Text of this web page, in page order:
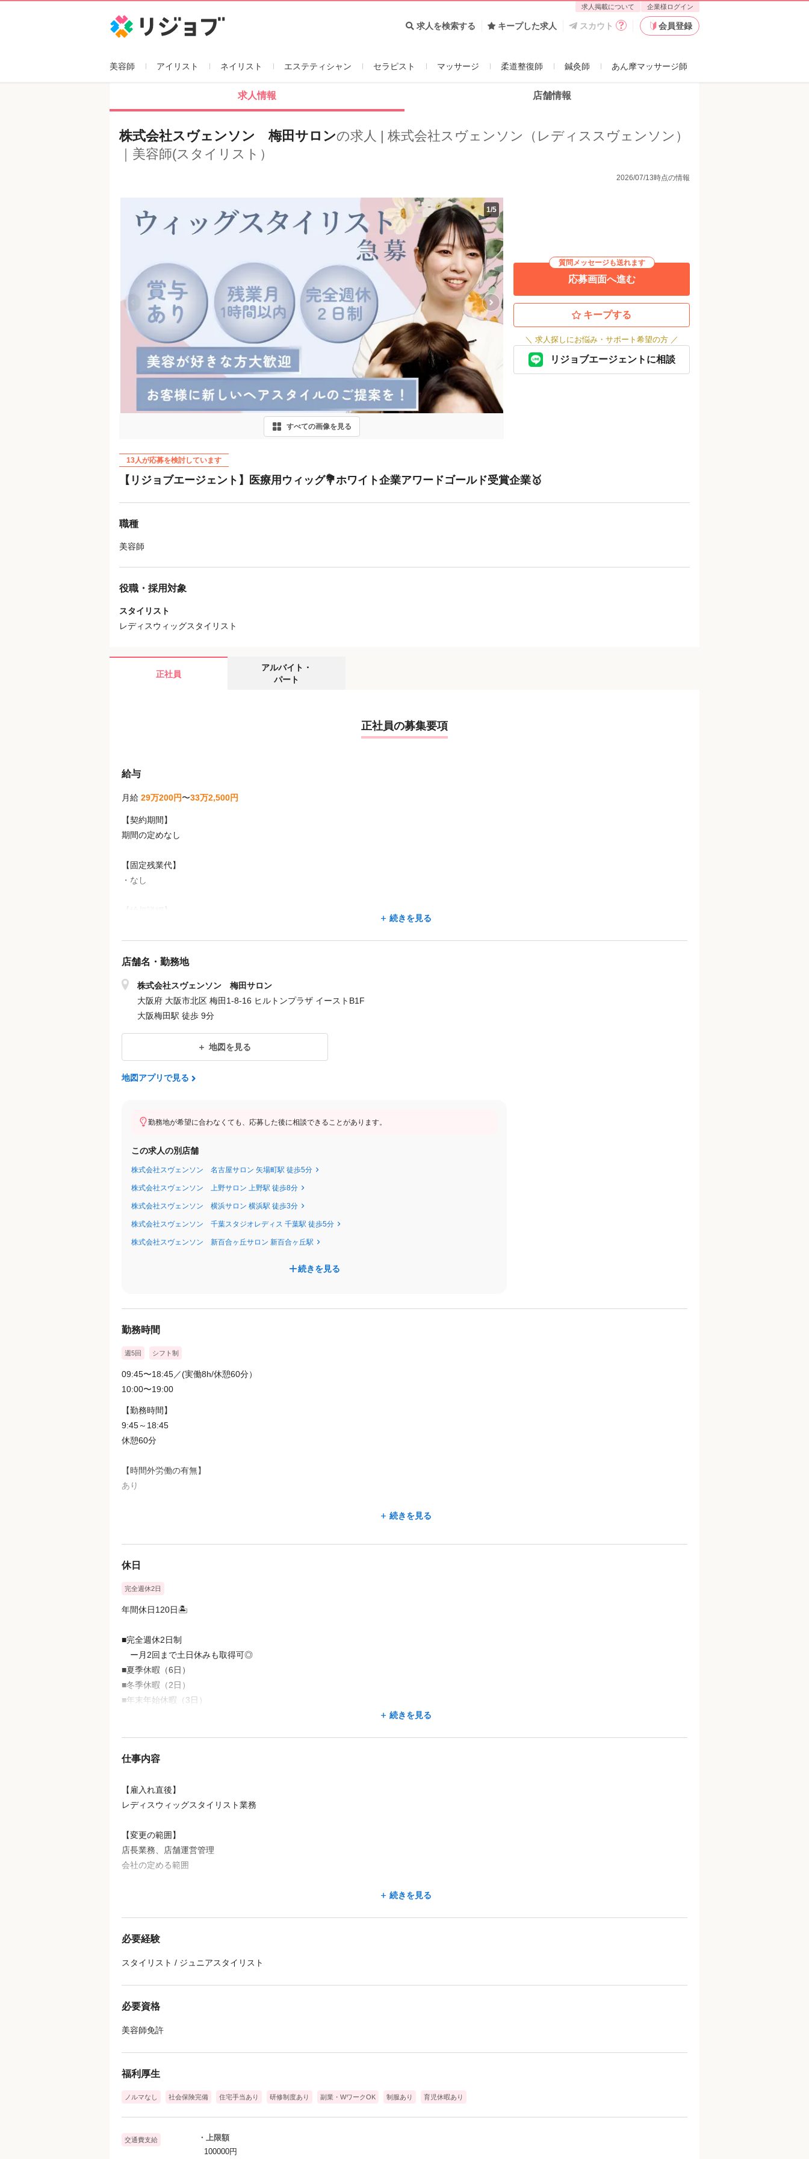
求人掲載について 企業様ログイン
求人を検索する キープした求人 スカウト 会員登録
美容師 アイリスト ネイリスト エステティシャン セラピスト マッサージ 柔道整復師 鍼灸師 あん摩マッサージ師
求人情報 店舗情報
株式会社スヴェンソン 梅田サロンの求人 | 株式会社スヴェンソン（レディススヴェンソン）
｜美容師(スタイリスト）
2026/07/13時点の情報
1/5
Previous Next
すべての画像を見る
質問メッセージも送れます
応募画面へ進む
キープする
＼ 求人探しにお悩み・サポート希望の方 ／
リジョブエージェントに相談
13人が応募を検討しています
【リジョブエージェント】医療用ウィッグ💐ホワイト企業アワードゴールド受賞企業🥇
職種
美容師
役職・採用対象
スタイリスト
レディスウィッグスタイリスト
正社員
アルバイト・
パート
正社員の募集要項
給与
月給 29万200円〜33万2,500円
【契約期間】
期間の定めなし
【固定残業代】
・なし
●賞与年1回（5月）
●交通費支給（月10万円迄）
★初年度の想定年収★
3,752,400円～4,260,000円
モデル年収例
年収364万円 ／ 25歳 経験1年
年収450万円 ／ 32歳 経験5年 ／スタイリストリーダー
年収540万円 ／ 40歳 経験10年 ／店長
続きを見る
店舗名・勤務地
株式会社スヴェンソン 梅田サロン
大阪府 大阪市北区 梅田1-8-16 ヒルトンプラザ イーストB1F
大阪梅田駅 徒歩 9分
地図を見る
地図アプリで見る
勤務地が希望に合わなくても、応募した後に相談できることがあります。
この求人の別店舗
株式会社スヴェンソン 名古屋サロン 矢場町駅 徒歩5分
株式会社スヴェンソン 上野サロン 上野駅 徒歩8分
株式会社スヴェンソン 横浜サロン 横浜駅 徒歩3分
株式会社スヴェンソン 千葉スタジオレディス 千葉駅 徒歩5分
株式会社スヴェンソン 新百合ヶ丘サロン 新百合ヶ丘駅
続きを見る
勤務時間
週5回 シフト制
09:45〜18:45／(実働8h/休憩60分）
10:00〜19:00
【勤務時間】
9:45～18:45
休憩60分
【時間外労働の有無】
あり
◎平均残業時間は1時間/月
◎定休日を含めた完全週休2日制
続きを見る
休日
完全週休2日
年間休日120日🏝️
■完全週休2日制
ー月2回まで土日休みも取得可◎
■夏季休暇（6日）
■冬季休暇（2日）
■年末年始休暇（3日）
ー年間の平均使用日数13日
ー直近3年間復帰率100%（2026年4月時点）
■ライフサポート休暇
３日間の特別休暇！給与支給対象＆用途不問！
年休120日＋有休10日＋ライフサポート休暇3日
続きを見る
仕事内容
【雇入れ直後】
レディスウィッグスタイリスト業務
【変更の範囲】
店長業務、店舗運営管理
会社の定める範囲
ウィッグスタイル制作、治療中の頭皮ケアなど
抗がん剤治療の副作用による脱毛や円形脱毛症、
薄毛等お客様のお悩みは様々。
お客様お一人お一人に寄り添った接客をすることが可能です✨
・一般的な美容メニューの施術（シャンプー・カット等）
・ウィッグのカウンセリング販売・製作・メンテナンス
※勤務時間が9:45～18:45の場合
続きを見る
必要経験
スタイリスト / ジュニアスタイリスト
必要資格
美容師免許
福利厚生
ノルマなし 社会保険完備 住宅手当あり 研修制度あり 副業・WワークOK 制服あり 育児休暇あり
交通費支給
・上限額
100000円